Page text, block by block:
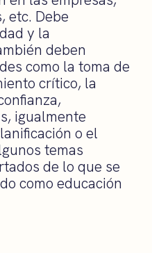
etc. Debe
y la
deben
como la toma de
crítico, la
igualmente
o el
temas
de lo que se
como educación